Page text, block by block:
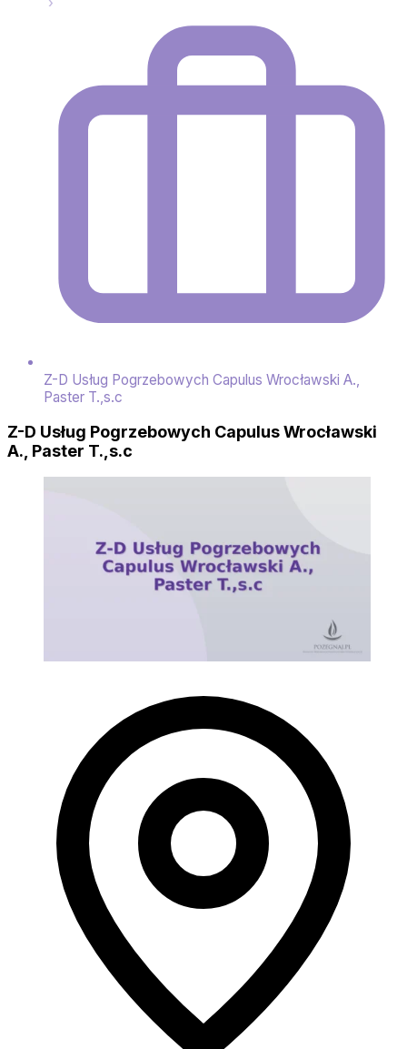
Z-D Usług Pogrzebowych Capulus Wrocławski A.,
Paster T.,s.c
Z-D Usług Pogrzebowych Capulus Wrocławski
A., Paster T.,s.c